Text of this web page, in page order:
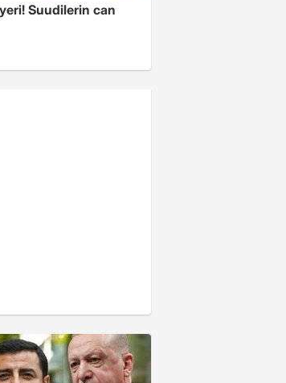
Suudilerin can